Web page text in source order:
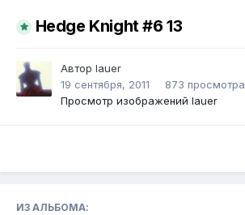
Hedge Knight #6 13
Автор lauer
19 сентября, 2011
873 просмотра
Просмотр изображений lauer
ИЗ АЛЬБОМА: